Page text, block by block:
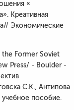
«
Креативная
Экономические
the Former Soviet
Press/ - Boulder -
С.К., Антипова
учебное пособие.